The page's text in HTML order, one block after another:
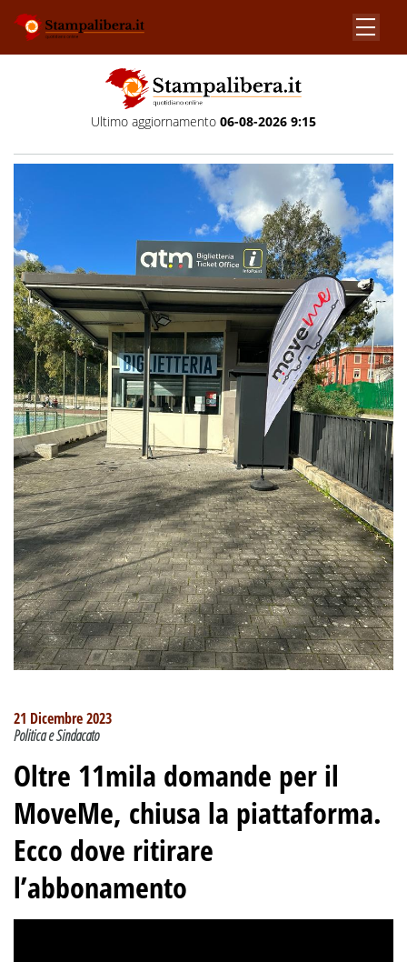
Ultimo aggiornamento 06-08-2026 9:15
21 Dicembre 2023
Politica e Sindacato
Oltre 11mila domande per il
MoveMe, chiusa la piattaforma.
Ecco dove ritirare
l’abbonamento